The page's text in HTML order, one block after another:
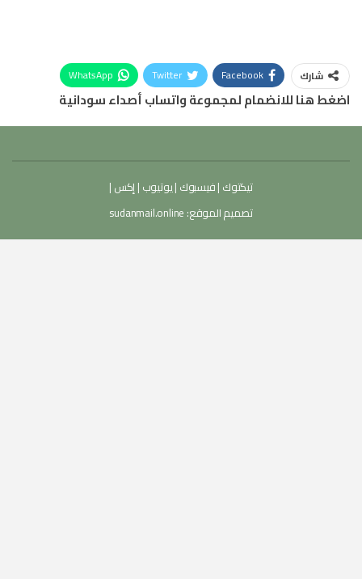
شارك Facebook
Twitter
WhatsApp
اضغط هنا للانضمام لمجموعة واتساب أصداء سودانية
تيكتوك |فيسبوك |يوتيوب | إكس |
تصميم الموقع: sudanmail.online